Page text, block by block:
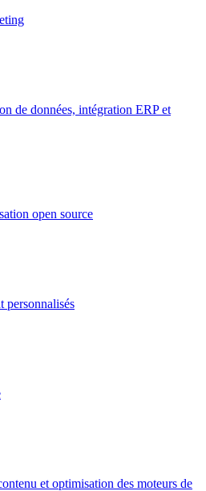
de données, intégration ERP et
open source
personnalisés
et optimisation des moteurs de